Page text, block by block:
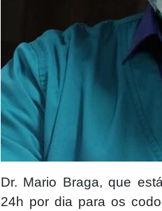
Dr. Mario Braga, que
24h por dia para os